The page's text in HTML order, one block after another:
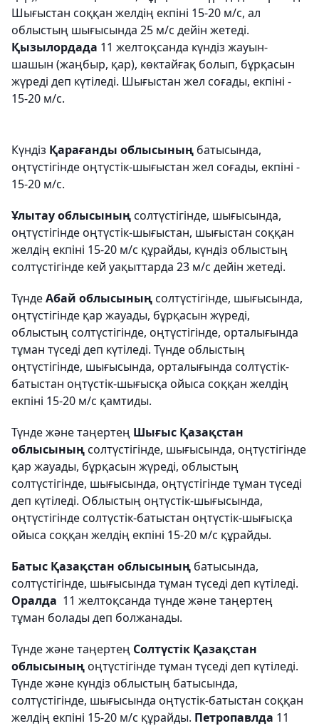
Шығыстан соққан желдің екпіні 15-20 м/с, ал
облыстың шығысында 25 м/с дейін жетеді.
Қызылордада 11 желтоқсанда күндіз жауын-
шашын (жаңбыр, қар), көктайғақ болып, бұрқасын
жүреді деп күтіледі. Шығыстан жел соғады, екпіні -
15-20 м/с.
Күндіз Қарағанды облысының батысында,
оңтүстігінде оңтүстік-шығыстан жел соғады, екпіні -
15-20 м/с.
Ұлытау облысыныңсолтүстігінде, шығысында,
оңтүстігінде оңтүстік-шығыстан, шығыстан соққан
желдің екпіні 15-20 м/с құрайды, күндіз облыстың
солтүстігінде кей уақыттарда 23 м/с дейін жетеді.
ТүндеАбай облысыныңсолтүстігінде, шығысында,
оңтүстігінде қар жауады, бұрқасын жүреді,
облыстың солтүстігінде, оңтүстігінде, орталығында
тұман түседі деп күтіледі. Түнде облыстың
оңтүстігінде, шығысында, орталығында солтүстік-
батыстан оңтүстік-шығысқа ойыса соққан желдің
екпіні 15-20 м/с қамтиды.
Түнде және таңертең Шығыс Қазақстан
облысыныңсолтүстігінде, шығысында, оңтүстігінде
қар жауады, бұрқасын жүреді, облыстың
солтүстігінде, шығысында, оңтүстігінде тұман түседі
деп күтіледі. Облыстың оңтүстік-шығысында,
оңтүстігінде солтүстік-батыстан оңтүстік-шығысқа
ойыса соққан желдің екпіні 15-20 м/с құрайды.
Батыс Қазақстан облысының батысында,
солтүстігінде, шығысында тұман түседі деп күтіледі.
Оралда 11 желтоқсанда түнде және таңертең
тұман болады деп болжанады.
Түнде және таңертең Солтүстік Қазақстан
облысыныңоңтүстігінде тұман түседі деп күтіледі.
Түнде және күндіз облыстың батысында,
солтүстігінде, шығысында оңтүстік-батыстан соққан
желдің екпіні 15-20 м/с құрайды. Петропавлда 11